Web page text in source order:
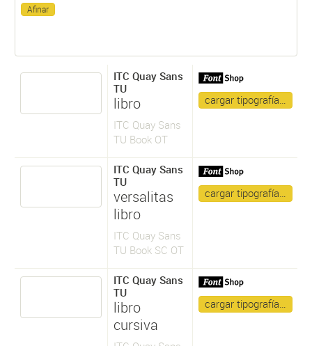
ITC Quay Sans
TU
libro
ITC Quay Sans
TU Book OT
cargar tipografía…
ITC Quay Sans
TU
versalitas
libro
ITC Quay Sans
TU Book SC OT
cargar tipografía…
ITC Quay Sans
TU
libro
cursiva
cargar tipografía…